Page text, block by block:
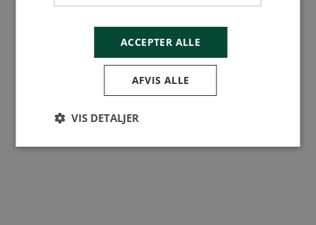
ACCEPTER ALLE
AFVIS ALLE
VIS DETALJER